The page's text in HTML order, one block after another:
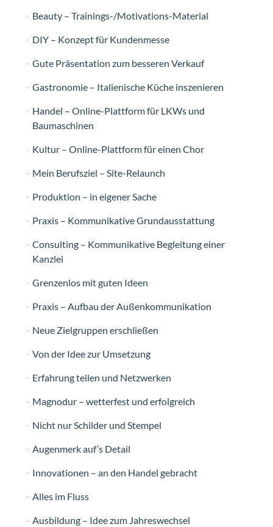
Beauty – Trainings-/Motivations-Material
DIY – Konzept für Kundenmesse
Gute Präsentation zum besseren Verkauf
Gastronomie – Italienische Küche inszenieren
Handel – Online-Plattform für LKWs und
Baumaschinen
Kultur – Online-Plattform für einen Chor
Mein Berufsziel – Site-Relaunch
Produktion – in eigener Sache
Praxis – Kommunikative Grundausstattung
Consulting – Kommunikative Begleitung einer
Kanzlei
Grenzenlos mit guten Ideen
Praxis – Aufbau der Außenkommunikation
Neue Zielgruppen erschließen
Von der Idee zur Umsetzung
Erfahrung teilen und Netzwerken
Magnodur – wetterfest und erfolgreich
Nicht nur Schilder und Stempel
Augenmerk auf’s Detail
Innovationen – an den Handel gebracht
Alles im Fluss
Ausbildung – Idee zum Jahreswechsel